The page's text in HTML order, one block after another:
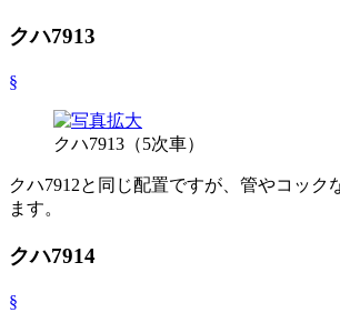
クハ7913
§
クハ7913（5次車）
クハ7912と同じ配置ですが、管やコック
ます。
クハ7914
§